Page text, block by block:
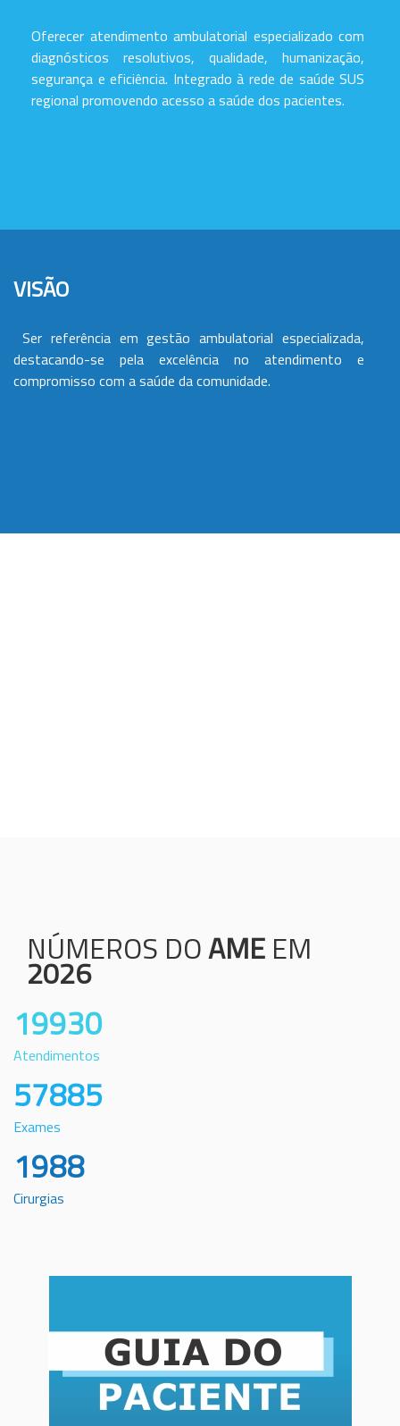
Oferecer atendimento ambulatorial especializado com
diagnósticos resolutivos, qualidade, humanização,
segurança e eficiência. Integrado à rede de saúde SUS
regional promovendo acesso a saúde dos pacientes.
VISÃO
Ser referência em gestão ambulatorial especializada,
destacando-se pela excelência no atendimento e
compromisso com a saúde da comunidade.
NÚMEROS DOAME EM
2026
19930
Atendimentos
57885
Exames
1988
Cirurgias